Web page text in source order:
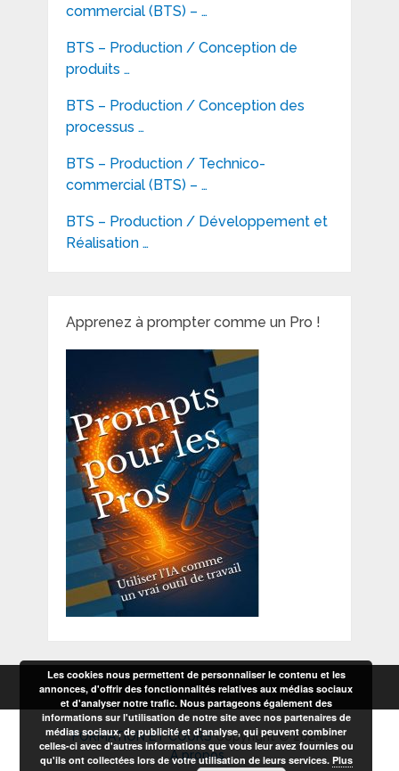
commercial (BTS) – …
BTS – Production / Conception de
produits …
BTS – Production / Conception des
processus …
BTS – Production / Technico-
commercial (BTS) – …
BTS – Production / Développement et
Réalisation …
Apprenez à prompter comme un Pro !
FORMATION ET COURSCopyright © 2026.
A propos
Les cookies nous permettent de personnaliser le contenu et les
annonces, d'offrir des fonctionnalités relatives aux médias sociaux
et d'analyser notre trafic. Nous partageons également des
informations sur l'utilisation de notre site avec nos partenaires de
médias sociaux, de publicité et d'analyse, qui peuvent combiner
celles-ci avec d'autres informations que vous leur avez fournies ou
qu'ils ont collectées lors de votre utilisation de leurs services. Plus